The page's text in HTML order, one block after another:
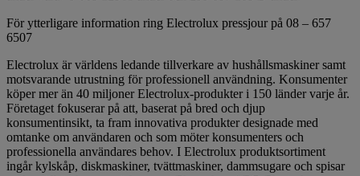
För ytterligare information ring Electrolux pressjour på 08 – 657
6507
Electrolux är världens ledande tillverkare av hushållsmaskiner samt
motsvarande utrustning för professionell användning. Konsumenter
köper mer än 40 miljoner Electrolux-produkter i 150 länder varje år.
Företaget fokuserar på att, baserat på bred och djup
konsumentinsikt, ta fram innovativa produkter designade med
omtanke om användaren och som möter konsumenters och
professionella användares behov. I Electrolux produktsortiment
ingår kylskåp, diskmaskiner, tvättmaskiner, dammsugare och spisar